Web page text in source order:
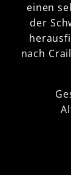
einen
der
nach